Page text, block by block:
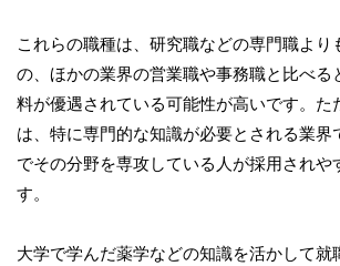
これらの職種は、研究職などの専門職より
の、ほかの業界の営業職や事務職と比べる
料が優遇されている可能性が高いです。た
は、特に専門的な知識が必要とされる業界
でその分野を専攻している人が採用されや
す。
大学で学んだ薬学などの知識を活かして就